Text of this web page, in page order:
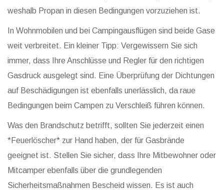
weshalb Propan in diesen Bedingungen vorzuziehen ist.
In Wohnmobilen und bei Campingausflügen sind beide Gase
weit verbreitet. Ein kleiner Tipp: Vergewissern Sie sich
immer, dass Ihre Anschlüsse und Regler für den richtigen
Gasdruck ausgelegt sind. Eine Überprüfung der Dichtungen
auf Beschädigungen ist ebenfalls unerlässlich, da raue
Bedingungen beim Campen zu Verschleiß führen können.
Was den Brandschutz betrifft, sollten Sie jederzeit einen
*Feuerlöscher* zur Hand haben, der für Gasbrände
geeignet ist. Stellen Sie sicher, dass Ihre Mitbewohner oder
Mitcamper ebenfalls über die grundlegenden
Sicherheitsmaßnahmen Bescheid wissen. Es ist auch